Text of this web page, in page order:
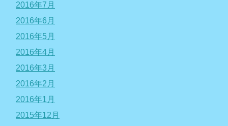
2016年7月
2016年6月
2016年5月
2016年4月
2016年3月
2016年2月
2016年1月
2015年12月